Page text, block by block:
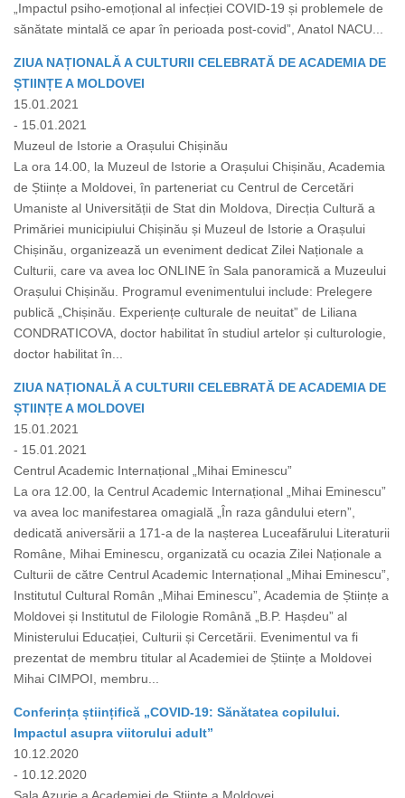
„Impactul psiho-emoțional al infecției COVID-19 și problemele de
sănătate mintală ce apar în perioada post-covid”, Anatol NACU...
ZIUA NAȚIONALĂ A CULTURII CELEBRATĂ DE ACADEMIA DE
ȘTIINȚE A MOLDOVEI
15.01.2021
- 15.01.2021
Muzeul de Istorie a Orașului Chișinău
La ora 14.00, la Muzeul de Istorie a Orașului Chișinău, Academia
de Științe a Moldovei, în parteneriat cu Centrul de Cercetări
Umaniste al Universității de Stat din Moldova, Direcția Cultură a
Primăriei municipiului Chișinău și Muzeul de Istorie a Orașului
Chișinău, organizează un eveniment dedicat Zilei Naționale a
Culturii, care va avea loc ONLINE în Sala panoramică a Muzeului
Orașului Chișinău. Programul evenimentului include: Prelegere
publică „Chișinău. Experiențe culturale de neuitat” de Liliana
CONDRATICOVA, doctor habilitat în studiul artelor și culturologie,
doctor habilitat în...
ZIUA NAȚIONALĂ A CULTURII CELEBRATĂ DE ACADEMIA DE
ȘTIINȚE A MOLDOVEI
15.01.2021
- 15.01.2021
Centrul Academic Internațional „Mihai Eminescu”
La ora 12.00, la Centrul Academic Internațional „Mihai Eminescu”
va avea loc manifestarea omagială „În raza gândului etern”,
dedicată aniversării a 171-a de la nașterea Luceafărului Literaturii
Române, Mihai Eminescu, organizată cu ocazia Zilei Naționale a
Culturii de către Centrul Academic Internațional „Mihai Eminescu”,
Institutul Cultural Român „Mihai Eminescu”, Academia de Științe a
Moldovei și Institutul de Filologie Română „B.P. Hașdeu” al
Ministerului Educației, Culturii și Cercetării. Evenimentul va fi
prezentat de membru titular al Academiei de Științe a Moldovei
Mihai CIMPOI, membru...
Conferința științifică „COVID-19: Sănătatea copilului.
Impactul asupra viitorului adult”
10.12.2020
- 10.12.2020